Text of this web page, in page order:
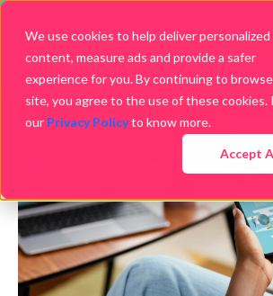
We use cookies to help deliver personalized
content, measure ads and provide a safer
experience for you. By continuing to
site, you agree to the use of these cookies.
our Privacy Policyto know more.
Accept